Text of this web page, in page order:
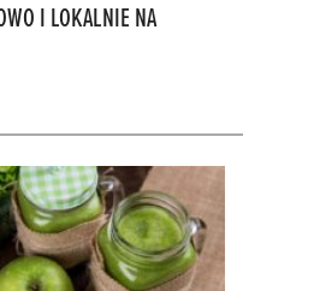
I LOKALNIE NA